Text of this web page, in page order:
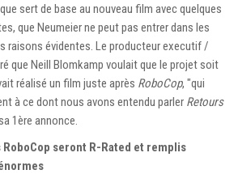
sert de base au nouveau film avec quelques
que Neumeier ne peut pas entrer dans les
raisons évidentes. Le producteur executif /
que Neill Blomkamp voulait que le projet soit
réalisé un film juste après RoboCop, "qui
à ce dont nous avons entendu parler Retours
1ère annonce.
seront R-Rated et remplis